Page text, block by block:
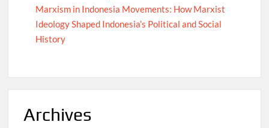
Marxism in Indonesia Movements: How Marxist
Ideology Shaped Indonesia’s Political and Social
History
Archives